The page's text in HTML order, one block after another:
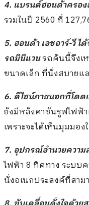
4. แบรนด์ฮอนด้าครอ
รวมในปี 2560 ที่
5. ฮอนด้า เอชอาร์-วี ไ
รถมินิแวนรถคันนี้จึงเห
ขนาดเล็ก ที่นั่งสบายแ
6. ดีไซน์ภายนอกที่โดด
ยังมีหลังคาซันรูฟไฟฟ้
เพราะจะได้เห็นมุมมอ
7. อุปกรณ์อำนวยควา
ไฟฟ้า 8 ทิศทาง ระบบ
นั่งอเนกประสงค์ที่สา